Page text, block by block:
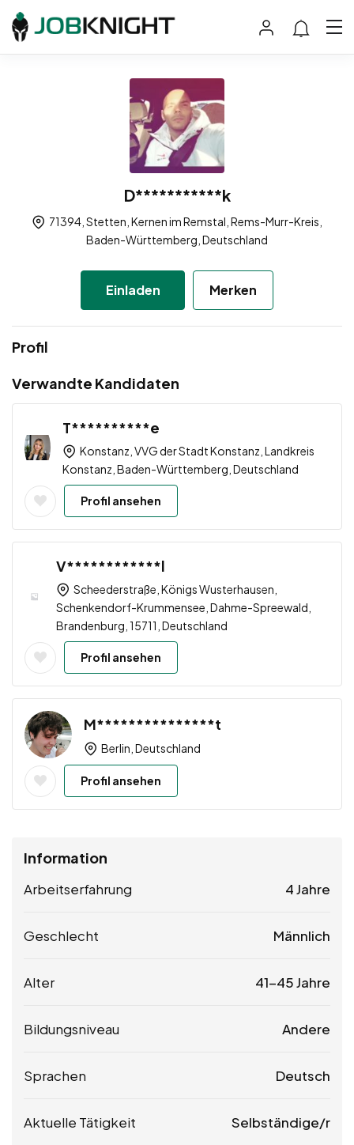
D***********k
71394, Stetten, Kernen im Remstal, Rems-Murr-Kreis,
Baden-Württemberg, Deutschland
Einladen Merken
Profil
Verwandte Kandidaten
T**********e
Konstanz, VVG der Stadt Konstanz, Landkreis
Konstanz, Baden-Württemberg, Deutschland
Profil ansehen
V************l
Scheederstraße, Königs Wusterhausen,
Schenkendorf-Krummensee, Dahme-Spreewald,
Brandenburg, 15711, Deutschland
Profil ansehen
M***************t
Berlin, Deutschland
Profil ansehen
Information
Arbeitserfahrung 4 Jahre
Geschlecht Männlich
Alter 41-45 Jahre
Bildungsniveau Andere
Sprachen Deutsch
Aktuelle Tätigkeit Selbständige/r